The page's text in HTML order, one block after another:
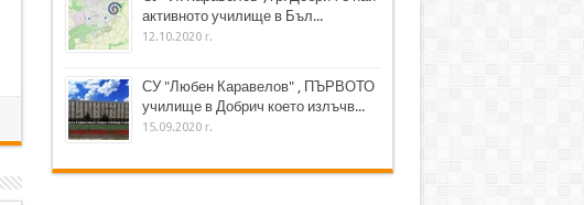
активното училище в Бъл...
12.10.2020 г.
СУ "Любен Каравелов" , ПЪРВОТО
училище в Добрич което излъчв...
15.09.2020 г.